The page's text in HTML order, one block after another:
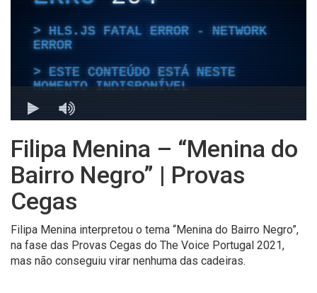
Filipa Menina – “Menina do
Bairro Negro” | Provas
Cegas
Filipa Menina interpretou o tema “Menina do Bairro Negro”,
na fase das Provas Cegas do The Voice Portugal 2021,
mas não conseguiu virar nenhuma das cadeiras.